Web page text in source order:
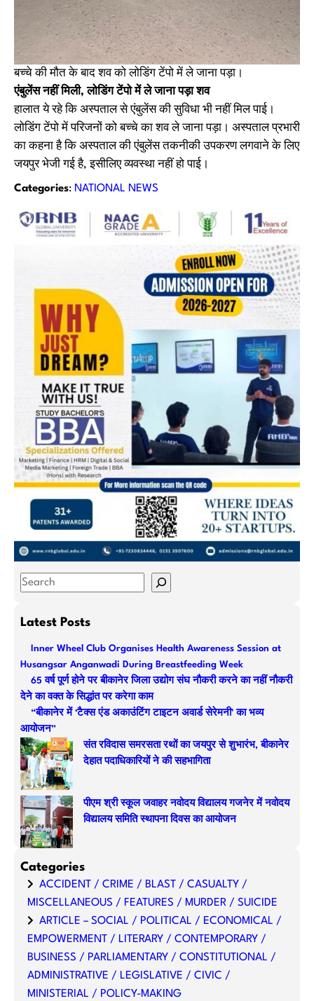
बच्चे की मौत के बाद शव को लोडिंग टेंपो में ले जाना पड़ा।
एंबुलेंस नहीं मिली, लोडिंग टेंपो में ले जाना पड़ा शव
हालात ये रहे कि अस्पताल से एंबुलेंस की सुविधा भी नहीं मिल पाई।
लोडिंग टेंपो में परिजनों को बच्चे का शव ले जाना पड़ा। अस्पताल प्रभारी
का कहना है कि अस्पताल की एंबुलेंस तकनीकी उपकरण लगवाने के लिए
जयपुर भेजी गई है, इसीलिए व्यवस्था नहीं हो पाई।
Categories: NATIONAL NEWS
S
aLatest Posts
Inner Wheel Club Organises Health Awareness Session at
Husangsar Anganwadi During Breastfeeding Week
65 वर्ष पूर्ण होने पर बीकानेर जिला उद्योग संघ नौकरी करने का नहीं नौकरी
देने का वक्त के सिद्धांत पर करेगा काम
“बीकानेर में ‘टैक्स एंड अकाउंटिंग टाइटन अवार्ड सेरेमनी’ का भव्य
आयोजन”
संत रविदास समरसता रथों का जयपुर से शुभारंभ, बीकानेर
देहात पदाधिकारियों ने की सहभागिता
पीएम श्री स्कूल जवाहर नवोदय विद्यालय गजनेर में नवोदय
विद्यालय समिति स्थापना दिवस का आयोजन
Categories
ACCIDENT / CRIME / BLAST / CASUALTY /
MISCELLANEOUS / FEATURES / MURDER / SUICIDE
ARTICLE – SOCIAL / POLITICAL / ECONOMICAL /
EMPOWERMENT / LITERARY / CONTEMPORARY /
BUSINESS / PARLIAMENTARY / CONSTITUTIONAL /
ADMINISTRATIVE / LEGISLATIVE / CIVIC /
MINISTERIAL / POLICY-MAKING